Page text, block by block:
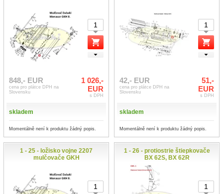
848,- EUR
cena pro plátce DPH na
Slovensku
1 026,-
EUR
s DPH
skladem
Momentálně není k produktu žádný popis.
42,- EUR
cena pro plátce DPH na
Slovensku
51,-
EUR
s DPH
skladem
Momentálně není k produktu žádný popis.
1 - 25 - ložisko vojne 2207
mulčovače GKH
1 - 26 - protiostrie štiepkovače
BX 62S, BX 62R